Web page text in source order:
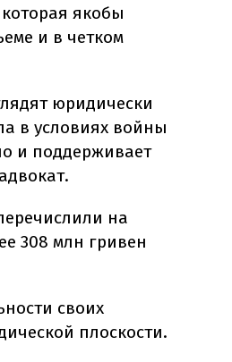
якобы
и в четком
юридически
в условиях войны
и поддерживает
на
308 млн гривен
своих
плоскости.